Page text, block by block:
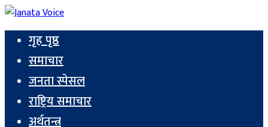
गृह पृष्ठ
समाचार
जनता स्पेसल
राष्ट्रिय समाचार
अर्थतन्त्र